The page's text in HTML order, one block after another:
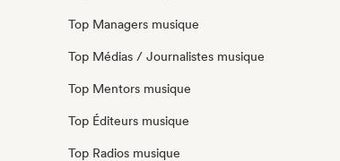
Top Managers musique
Top Médias / Journalistes musique
Top Mentors musique
Top Éditeurs musique
Top Radios musique